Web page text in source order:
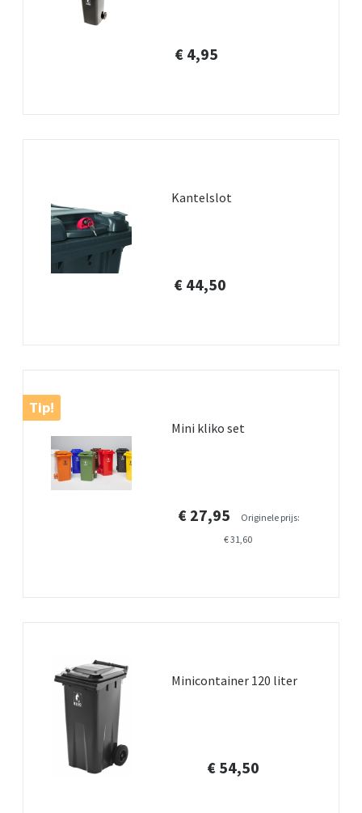
€ 4,95
Kantelslot
€ 44,50
Tip!
Mini kliko set
€ 27,95
Originele prijs:
€ 31,60
Minicontainer 120 liter
€ 54,50